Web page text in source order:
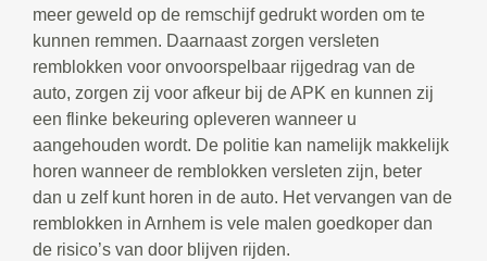
meer geweld op de remschijf gedrukt worden om te
kunnen remmen. Daarnaast zorgen versleten
remblokken voor onvoorspelbaar rijgedrag van de
auto, zorgen zij voor afkeur bij de APK en kunnen zij
een flinke bekeuring opleveren wanneer u
aangehouden wordt. De politie kan namelijk makkelijk
horen wanneer de remblokken versleten zijn, beter
dan u zelf kunt horen in de auto. Het vervangen van de
remblokken in Arnhem is vele malen goedkoper dan
de risico’s van door blijven rijden.